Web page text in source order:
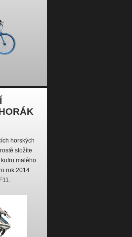
horských
složíte
malého
rok 2014